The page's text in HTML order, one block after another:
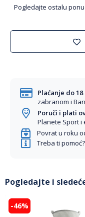
Pogledajte ostalu
Plaćanje do
zabranom i
Poruči i plati
Planete Sport i
Povrat u roku
Treba ti pomoć?
Pogledajte i
-46%